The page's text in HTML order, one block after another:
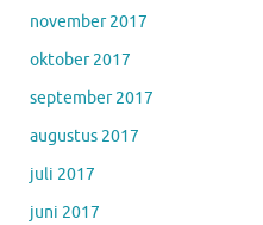
november 2017
oktober 2017
september 2017
augustus 2017
juli 2017
juni 2017